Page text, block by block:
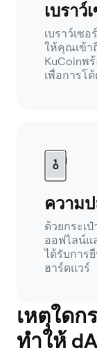
เบราว์
เบราว์เซ
ให้คุณเข้า
KuCoinพ
เพื่อการโ
ความ
ด้วยกระเ
ออฟไลน์แ
ได้รับการ
ฮาร์ดแวร์
เหตุใดก
ทำให้